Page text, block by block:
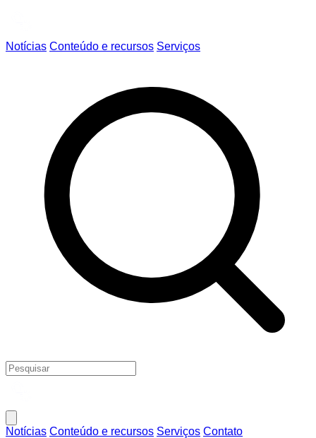
Notícias Conteúdo e recursos Serviços
Notícias Conteúdo e recursos Serviços Contato